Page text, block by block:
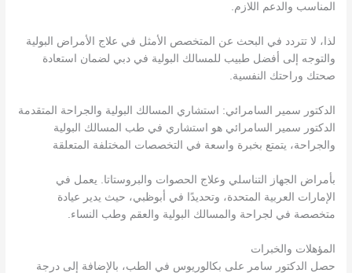
المناسب والدعم اللازم.
لذا، لا تتردد في البحث عن المتخصص الأمثل في علاج الأمراض البولية
والتوجه إلى أفضل طبيب للمسالك البولية في دبي لضمان استعادة
صحتك وراحتك النفسية.
الدكتور سمير السامرائي: استشاري المسالك البولية والجراحة المتقدمة
الدكتور سمير السامرائي هو استشاري في طب المسالك البولية
والجراحة، يتمتع بخبرة واسعة في التخصصات المختلفة المتعلقة
بأمراض الجهاز التناسلي وعلاج الحصوات والبروستاتا. يعمل في
الإمارات العربية المتحدة، وتحديدًا في أبوظبي، حيث يدير عيادة
متخصصة في لجراحة والمسالك البولية والعقم وطب النساء.
المؤهلات والخبرات
حصل الدكتور سامر على بكالوريوس في الطب، بالإضافة إلى درجة